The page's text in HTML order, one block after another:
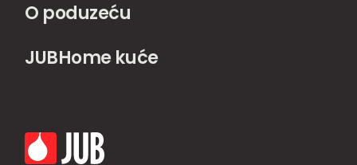
O poduzeću
JUBHome kuće